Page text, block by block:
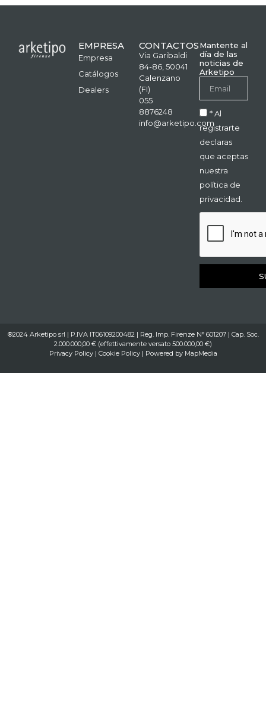
EMPRESA
Empresa
Catálogos
Dealers
CONTACTOS
Via Garibaldi
84-86, 50041
Calenzano
(FI)
055
8876248
info@arketipo.com
Mantente al
día de las
noticias de
Arketipo
* Al
registrarte
declaras
que aceptas
nuestra
política de
privacidad.
®2024 Arketipo srl | P.IVA IT06109200482 | Reg. Imp. Firenze N° 601207 | Cap. Soc.
2.000.000,00 € (effettivamente versato 500.000,00 €)
Privacy Policy| Cookie Policy| Powered by MapMedia